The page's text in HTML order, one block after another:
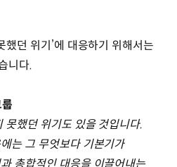
던 위기’에 대응하기 위해서는
니다.
못했던 위기도 있을 것입니다.
는 그 무엇보다 기본기가
총합적인 대응을 이끌어내는